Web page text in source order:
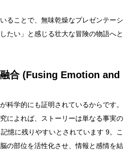
ることで、無味乾燥なプレゼンテーシ
たい」と感じる壮大な冒険の物語へと
合 (Fusing Emotion and
科学的にも証明されているからです。
によれば、ストーリーは単なる事実の
憶に残りやすいとされています 9。こ
の部位を活性化させ、情報と感情を結